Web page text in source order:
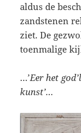
aldus de
zandstenen
ziet. De
toenmalige
…’Eer het
kunst’…